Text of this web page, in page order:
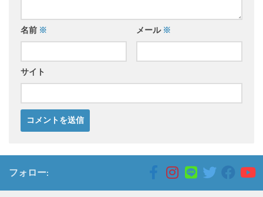
名前 ※ メール ※
サイト
フォロー: